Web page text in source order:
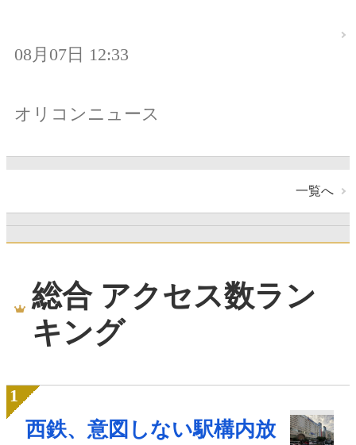
08月07日 12:33
オリコンニュース
一覧へ
総合 アクセス数ラン
キング
西鉄、意図しない駅構内放